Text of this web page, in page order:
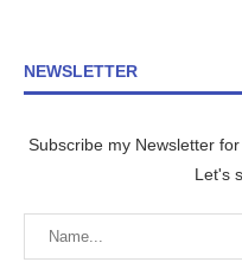
NEWSLETTER
Subscribe my Newsletter
Let's